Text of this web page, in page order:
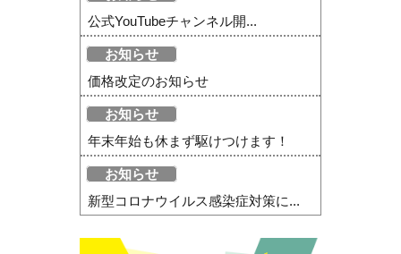
公式YouTubeチャンネル開...
お知らせ
価格改定のお知らせ
お知らせ
年末年始も休まず駆けつけます！
お知らせ
新型コロナウイルス感染症対策に...